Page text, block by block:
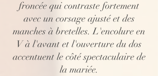
froncée qui contraste fortement
avec un corsage ajusté et des
manches à bretelles. L'encolure en
V à l'avant et l'ouverture du dos
accentuent le côté spectaculaire de
la mariée.